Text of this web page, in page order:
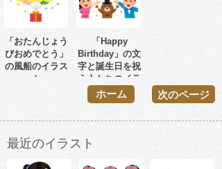
「おたんじょう
びおめでとう」
の風船のイラス
ト
「Happy
Birthday」の文
字と誕生日を祝
う人たちのイラ
スト
次のページ
ホーム
最近のイラスト